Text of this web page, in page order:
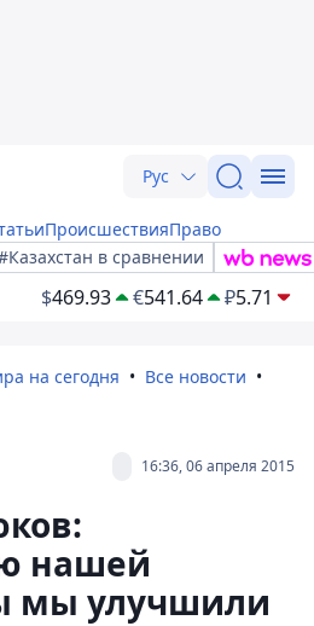
Рус
ПроисшествияПраво
в сравнении
$469.93 €541.64 ₽5.71
на сегодня
Все новости
16:36, 06 апреля 2015
нашей
мы улучшили